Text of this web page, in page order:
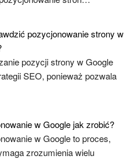
pozycjonowanie strony w
pozycji strony w Google
SEO, ponieważ pozwala
w Google jak zrobić?
w Google to proces,
zrozumienia wielu